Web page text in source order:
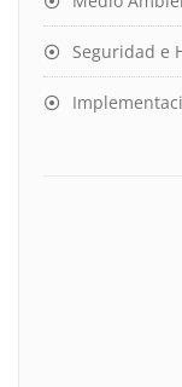
Seguridad e